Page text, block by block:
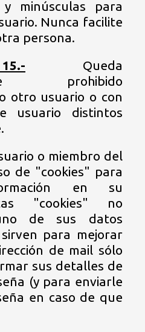
minúsculas para
Nunca facilite
persona.
Queda
prohibido
otro usuario o con
usuario distintos
o miembro del
de "cookies" para
en su
"cookies" no
de sus datos
para mejorar
de mail sólo
sus detalles de
(y para enviarle
en caso de que